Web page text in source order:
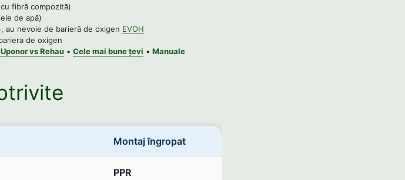
cu fibră compozită)
de apă)
au nevoie de barieră de oxigen EVOH
de oxigen
vs Rehau • Cele mai bune țevi • Manuale
Montaj îngropat
PPR